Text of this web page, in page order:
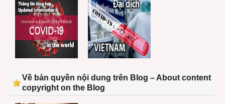
Về bản quyền nội dung trên Blog – About content
copyright on the Blog